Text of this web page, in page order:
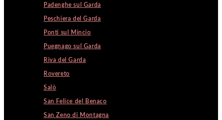
Padenghe sul Garda
Peschiera del Garda
Ponti sul Mincio
Puegnago sul Garda
Riva del Garda
Rovereto
Salò
San Felice del Benaco
San Zeno di Montagna